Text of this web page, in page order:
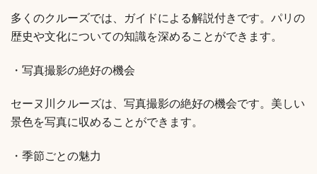
多くのクルーズでは、ガイドによる解説付きです。パリの
歴史や文化についての知識を深めることができます。
・写真撮影の絶好の機会
セーヌ川クルーズは、写真撮影の絶好の機会です。美しい
景色を写真に収めることができます。
・季節ごとの魅力